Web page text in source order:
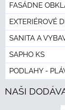
FASÁDNE
EXTERIÉROVÉ
SANITA A
SAPHO KS
PODLAHY -
NAŠI